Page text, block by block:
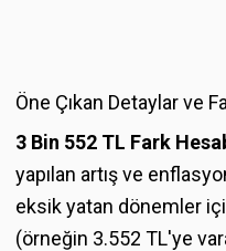
Öne Çıkan Detaylar ve
3 Bin 552 TL Fark
yapılan artış ve
eksik yatan dönemler
(örneğin 3.552 TL'ye